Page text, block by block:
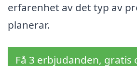
erfarenhet av det typ av
planerar.
Få 3 erbjudanden, gratis